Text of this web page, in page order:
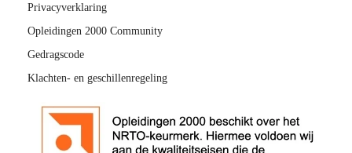
Privacyverklaring
Opleidingen 2000 Community
Gedragscode
Klachten- en geschillenregeling